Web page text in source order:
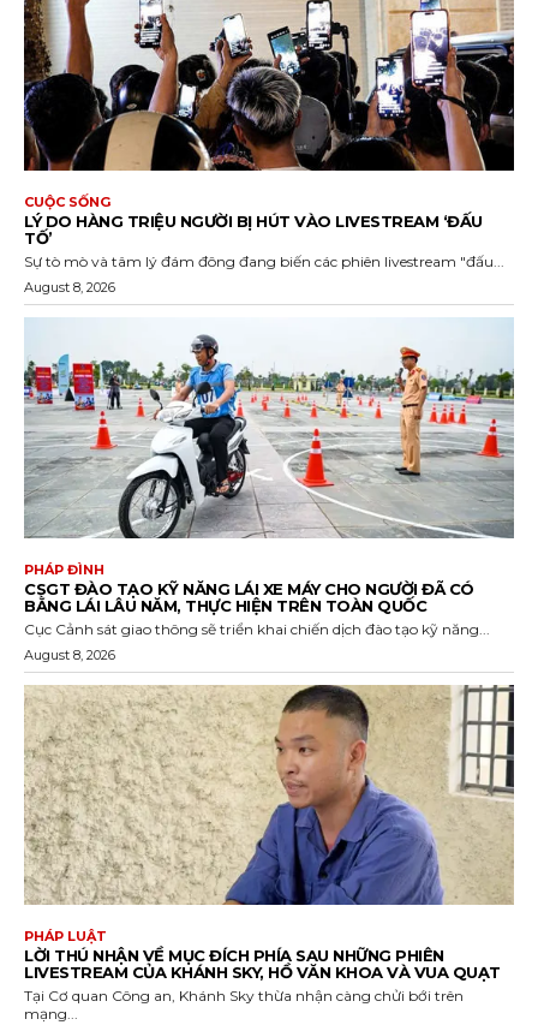
CUỘC SỐNG
LÝ DO HÀNG TRIỆU NGƯỜI BỊ HÚT VÀO LIVESTREAM ‘ĐẤU
TỐ’
Sự tò mò và tâm lý đám đông đang biến các phiên livestream "đấu...
August 8, 2026
PHÁP ĐÌNH
CSGT ĐÀO TẠO KỸ NĂNG LÁI XE MÁY CHO NGƯỜI ĐÃ CÓ
BẰNG LÁI LÂU NĂM, THỰC HIỆN TRÊN TOÀN QUỐC
Cục Cảnh sát giao thông sẽ triển khai chiến dịch đào tạo kỹ năng...
August 8, 2026
PHÁP LUẬT
LỜI THÚ NHẬN VỀ MỤC ĐÍCH PHÍA SAU NHỮNG PHIÊN
LIVESTREAM CỦA KHÁNH SKY, HỒ VĂN KHOA VÀ VUA QUẠT
Tại Cơ quan Công an, Khánh Sky thừa nhận càng chửi bới trên
mạng...